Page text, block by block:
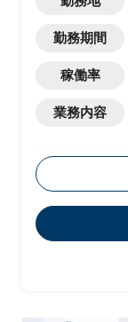
勤務期間
稼働率
業務内容